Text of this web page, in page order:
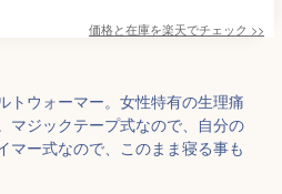
価格と在庫を楽天でチェック >>
トウォーマー。女性特有の生理痛
マジックテープ式なので、自分の
マー式なので、このまま寝る事も